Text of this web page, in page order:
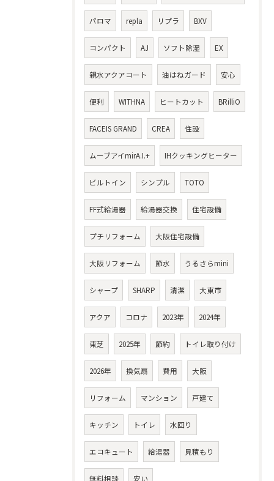
パロマ repla リプラ BXV
コンパクト AJ ソフト除湿 EX
親水アクアコート 油はねガード 安心
便利 WITHNA ヒートカット BRilliO
FACEIS GRAND CREA 住設
ムーブアイmirA.I.+ IHクッキングヒーター
ビルトイン シンプル TOTO
FF式給湯器 給湯器交換 住宅設備
プチリフォーム 大阪住宅設備
大阪リフォーム 節水 うるさらmini
シャープ SHARP 清潔 大東市
アクア コロナ 2023年 2024年
東芝 2025年 節約 トイレ取り付け
2026年 換気扇 費用 大阪
リフォーム マンション 戸建て
キッチン トイレ 水回り
エコキュート 給湯器 見積もり
無料相談 安い